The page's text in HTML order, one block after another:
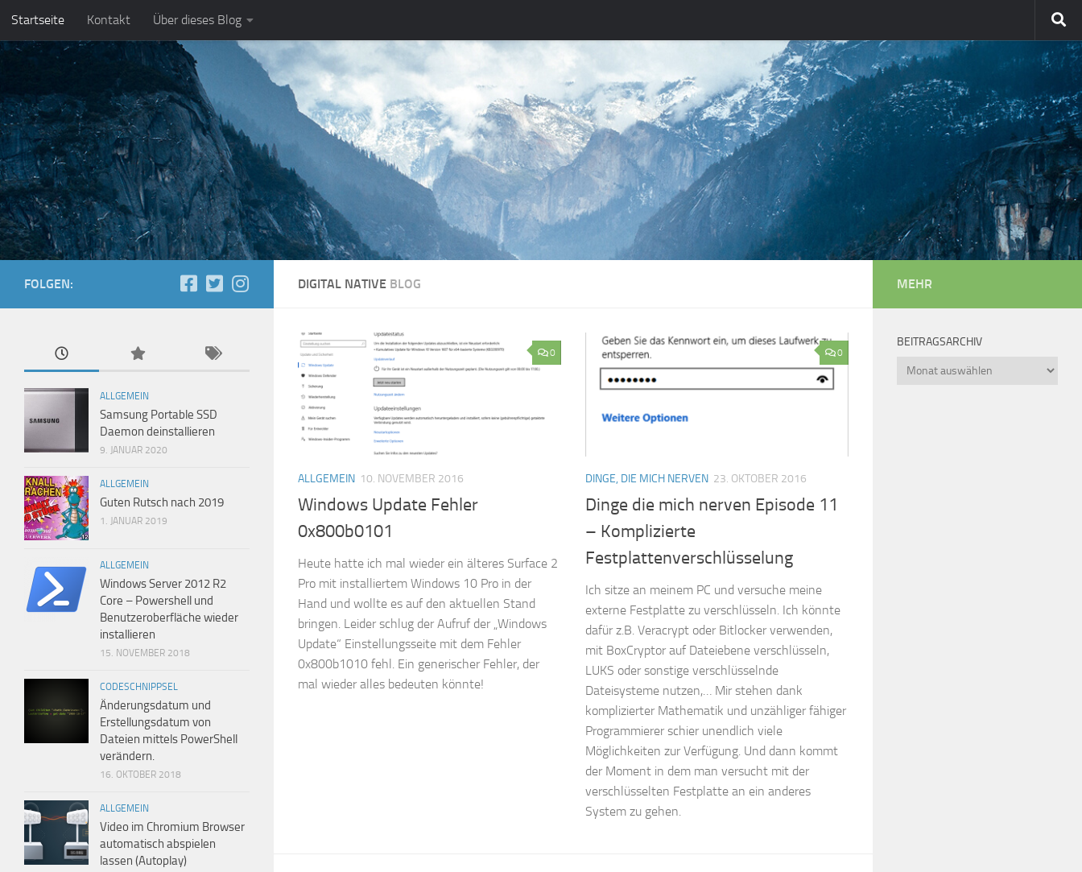
Zum Inhalt springen
Startseite Kontakt Über dieses Blog
DIGITAL NATIVE BLOG
0
ALLGEMEIN 10. NOVEMBER 2016
Windows Update Fehler
0x800b0101
Heute hatte ich mal wieder ein älteres Surface 2
Pro mit installiertem Windows 10 Pro in der
Hand und wollte es auf den aktuellen Stand
bringen. Leider schlug der Aufruf der „Windows
Update“ Einstellungsseite mit dem Fehler
0x800b1010 fehl. Ein generischer Fehler, der
mal wieder alles bedeuten könnte!
0
DINGE, DIE MICH NERVEN 23. OKTOBER 2016
Dinge die mich nerven Episode 11
– Komplizierte
Festplattenverschlüsselung
Ich sitze an meinem PC und versuche meine
externe Festplatte zu verschlüsseln. Ich könnte
dafür z.B. Veracrypt oder Bitlocker verwenden,
mit BoxCryptor auf Dateiebene verschlüsseln,
LUKS oder sonstige verschlüsselnde
Dateisysteme nutzen,… Mir stehen dank
komplizierter Mathematik und unzähliger fähiger
Programmierer schier unendlich viele
Möglichkeiten zur Verfügung. Und dann kommt
der Moment in dem man versucht mit der
verschlüsselten Festplatte an ein anderes
System zu gehen.
FOLGEN:
ALLGEMEIN
Samsung Portable SSD
Daemon deinstallieren
9. JANUAR 2020
ALLGEMEIN
Guten Rutsch nach 2019
1. JANUAR 2019
ALLGEMEIN
Windows Server 2012 R2
Core – Powershell und
Benutzeroberfläche wieder
installieren
15. NOVEMBER 2018
CODESCHNIPPSEL
Änderungsdatum und
Erstellungsdatum von
Dateien mittels PowerShell
verändern.
16. OKTOBER 2018
ALLGEMEIN
Video im Chromium Browser
automatisch abspielen
lassen (Autoplay)
MEHR
BEITRAGSARCHIV
Beitragsarchiv